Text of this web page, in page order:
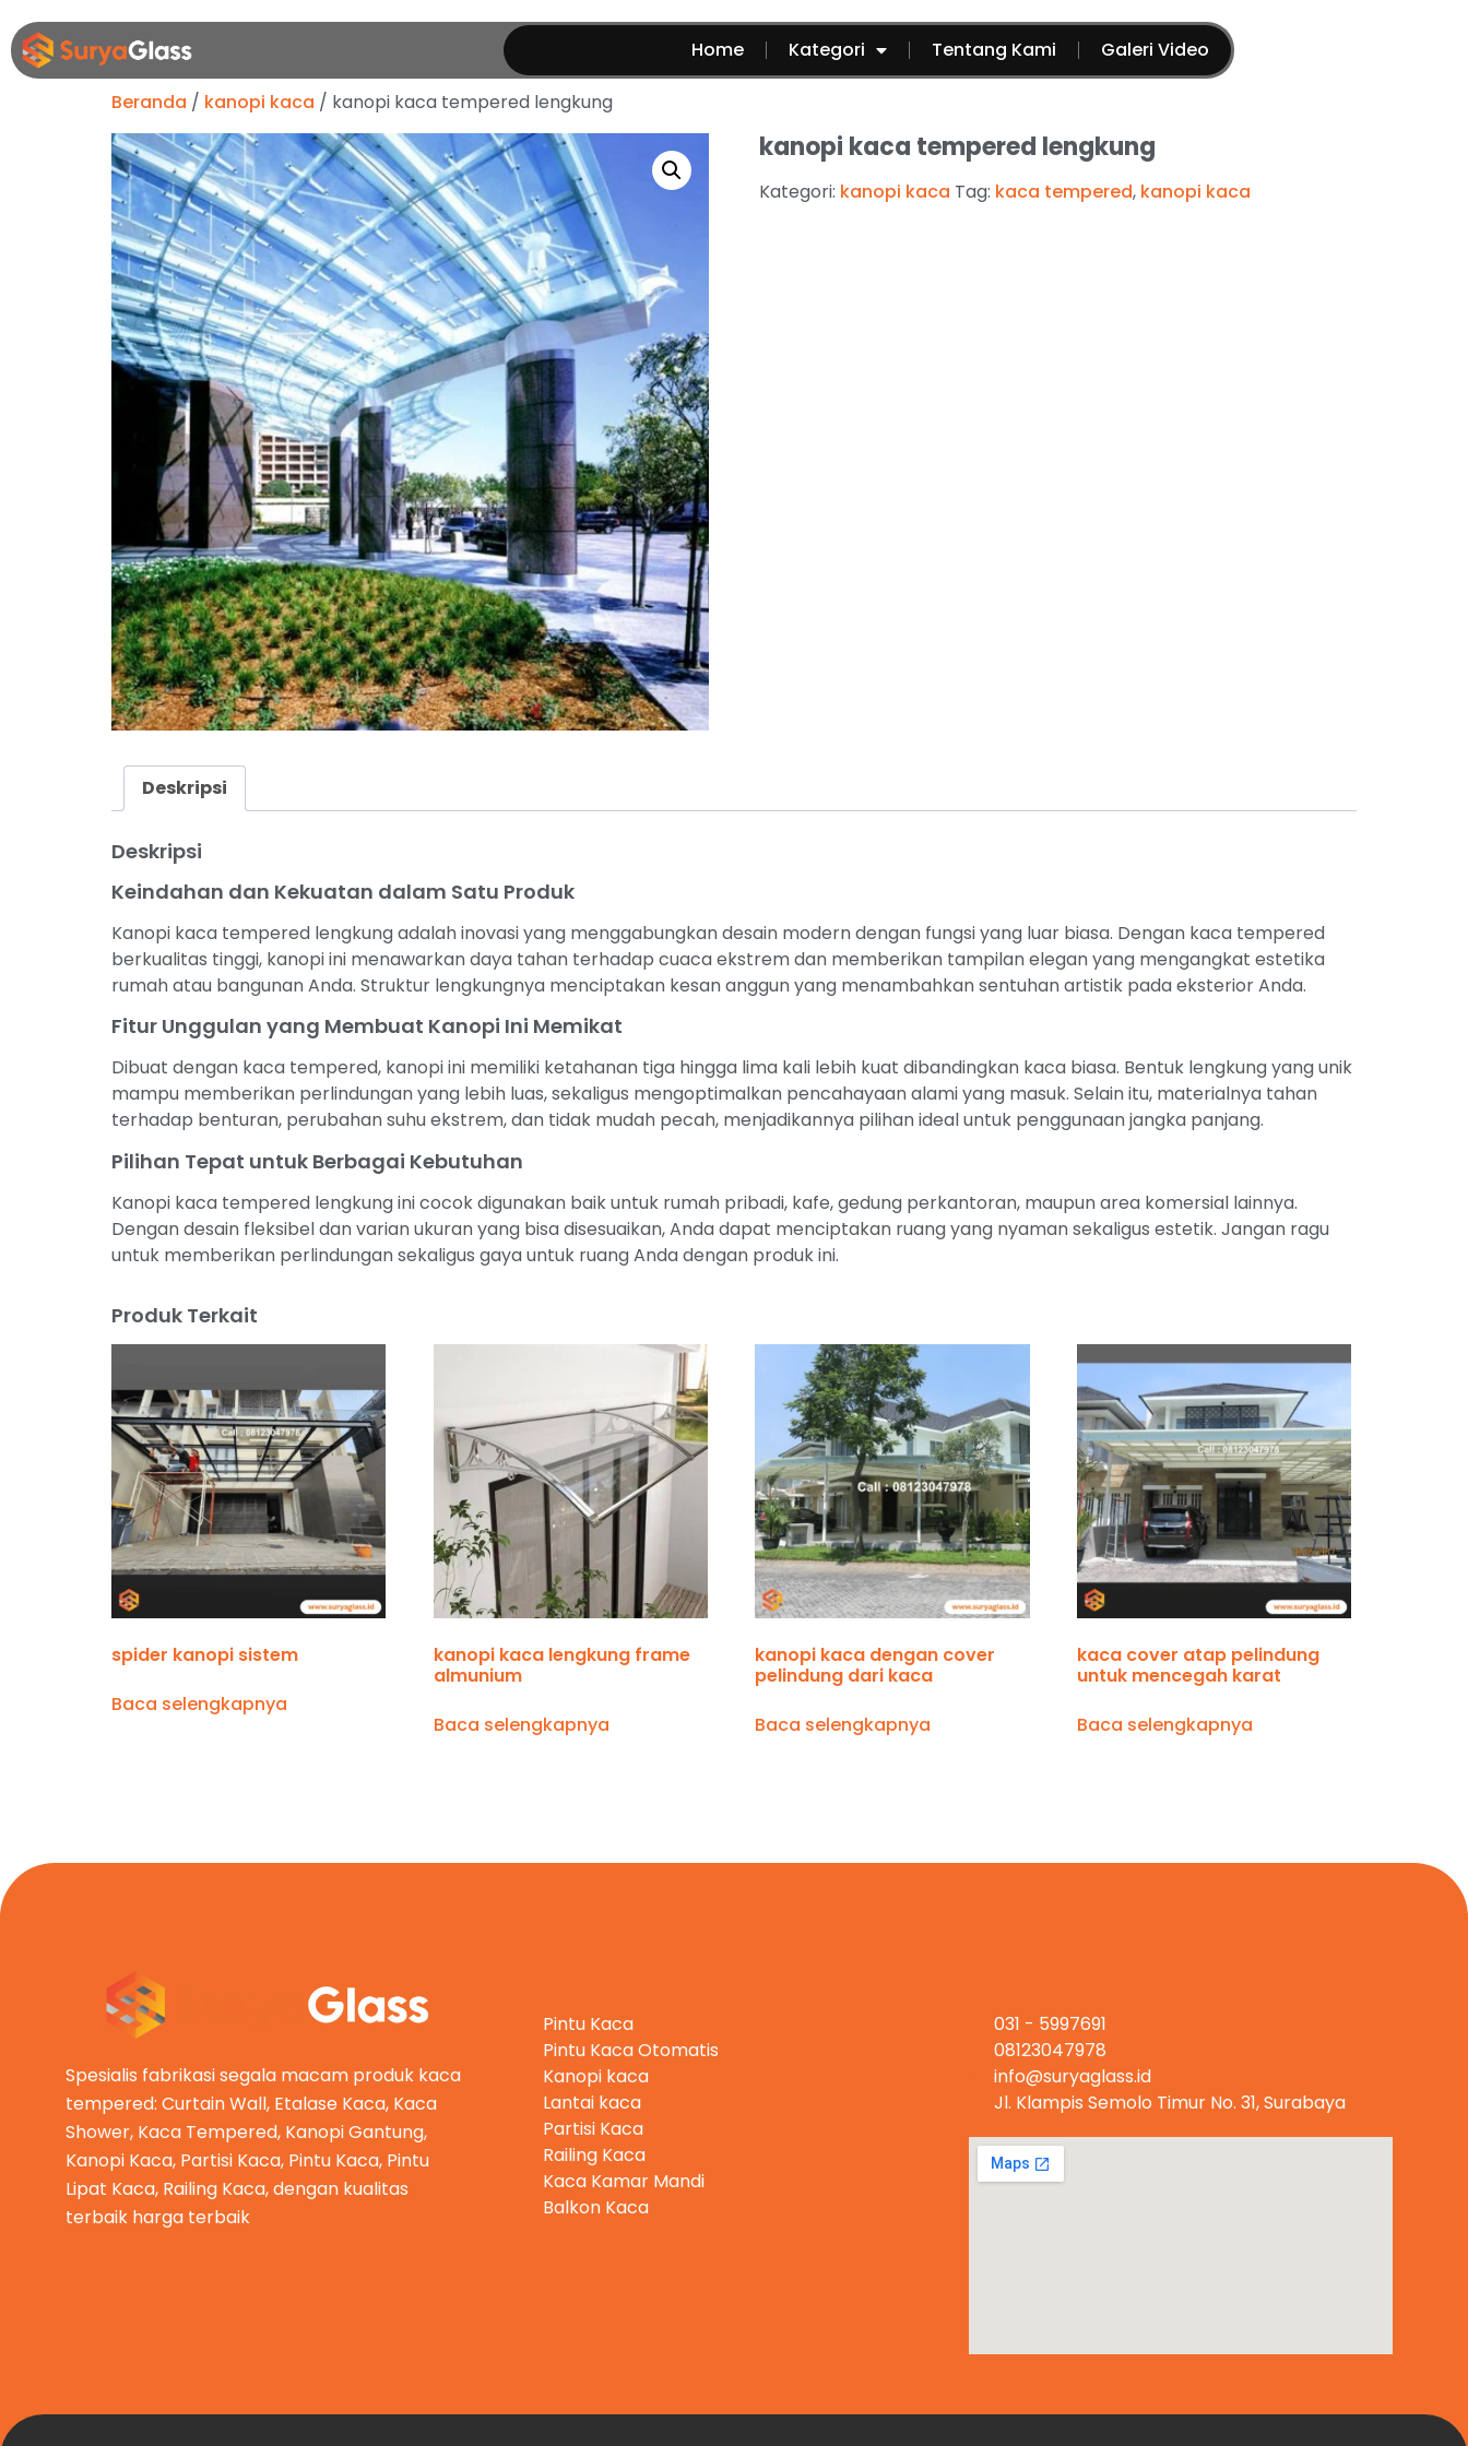
Home Kategori Tentang Kami Galeri Video
Beranda / kanopi kaca / kanopi kaca tempered lengkung
kanopi kaca tempered lengkung
Kategori: kanopi kaca Tag: kaca tempered, kanopi kaca
Deskripsi
Deskripsi
Keindahan dan Kekuatan dalam Satu Produk
Kanopi kaca tempered lengkung adalah inovasi yang menggabungkan desain modern dengan fungsi yang luar biasa. Dengan kaca tempered
berkualitas tinggi, kanopi ini menawarkan daya tahan terhadap cuaca ekstrem dan memberikan tampilan elegan yang mengangkat estetika
rumah atau bangunan Anda. Struktur lengkungnya menciptakan kesan anggun yang menambahkan sentuhan artistik pada eksterior Anda.
Fitur Unggulan yang Membuat Kanopi Ini Memikat
Dibuat dengan kaca tempered, kanopi ini memiliki ketahanan tiga hingga lima kali lebih kuat dibandingkan kaca biasa. Bentuk lengkung yang unik
mampu memberikan perlindungan yang lebih luas, sekaligus mengoptimalkan pencahayaan alami yang masuk. Selain itu, materialnya tahan
terhadap benturan, perubahan suhu ekstrem, dan tidak mudah pecah, menjadikannya pilihan ideal untuk penggunaan jangka panjang.
Pilihan Tepat untuk Berbagai Kebutuhan
Kanopi kaca tempered lengkung ini cocok digunakan baik untuk rumah pribadi, kafe, gedung perkantoran, maupun area komersial lainnya.
Dengan desain fleksibel dan varian ukuran yang bisa disesuaikan, Anda dapat menciptakan ruang yang nyaman sekaligus estetik. Jangan ragu
untuk memberikan perlindungan sekaligus gaya untuk ruang Anda dengan produk ini.
Produk Terkait
spider kanopi sistem
Baca selengkapnya
kanopi kaca lengkung frame
almunium
Baca selengkapnya
kanopi kaca dengan cover
pelindung dari kaca
Baca selengkapnya
kaca cover atap pelindung
untuk mencegah karat
Baca selengkapnya
Spesialis fabrikasi segala macam produk kaca
tempered: Curtain Wall, Etalase Kaca, Kaca
Shower, Kaca Tempered, Kanopi Gantung,
Kanopi Kaca, Partisi Kaca, Pintu Kaca, Pintu
Lipat Kaca, Railing Kaca, dengan kualitas
terbaik harga terbaik
Pintu Kaca
Pintu Kaca Otomatis
Kanopi kaca
Lantai kaca
Partisi Kaca
Railing Kaca
Kaca Kamar Mandi
Balkon Kaca
031 - 5997691
08123047978
info@suryaglass.id
Jl. Klampis Semolo Timur No. 31, Surabaya